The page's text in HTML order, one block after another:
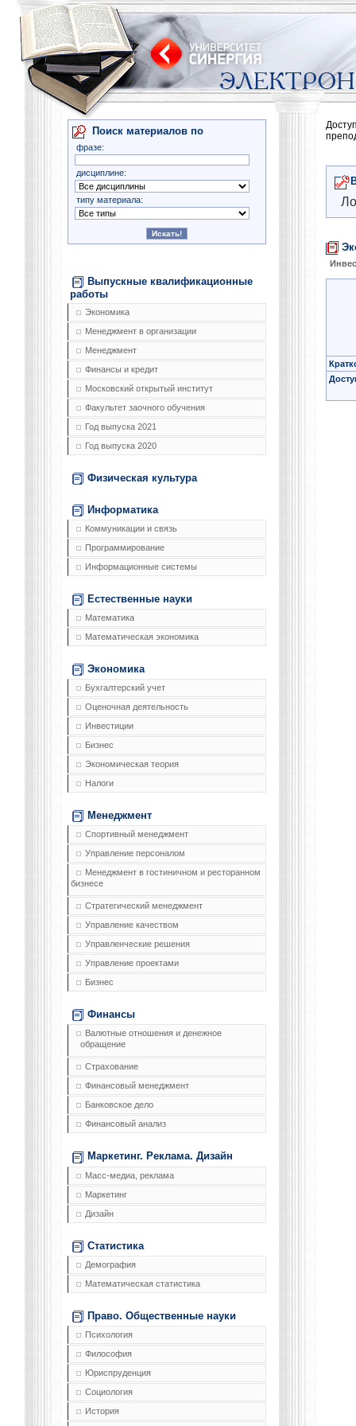
Поиск материалов по
фразе:
дисциплине:
типу материала:
Выпускные квалификационные
работы
Экономика
Менеджмент в организации
Менеджмент
Финансы и кредит
Московский открытый институт
Факультет заочного обучения
Год выпуска 2021
Год выпуска 2020
Физическая культура
Информатика
Коммуникации и связь
Программирование
Информационные системы
Естественные науки
Математика
Математическая экономика
Экономика
Бухгалтерский учет
Оценочная деятельность
Инвестиции
Бизнес
Экономическая теория
Налоги
Менеджмент
Спортивный менеджмент
Управление персоналом
Менеджмент в гостиничном и ресторанном
бизнесе
Стратегический менеджмент
Управление качеством
Управленческие решения
Управление проектами
Бизнес
Финансы
Валютные отношения и денежное
обращение
Страхование
Финансовый менеджмент
Банковское дело
Финансовый анализ
Маркетинг. Реклама. Дизайн
Масс-медиа, реклама
Маркетинг
Дизайн
Статистика
Демография
Математическая статистика
Право. Общественные науки
Психология
Философия
Юриспруденция
Социология
История